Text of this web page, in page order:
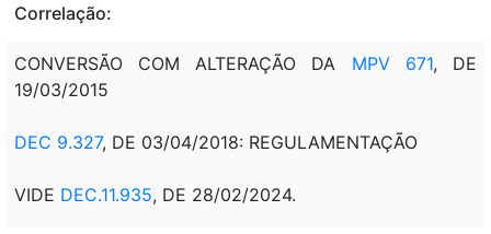
Correlação:
CONVERSÃO COM ALTERAÇÃO DA MPV 671, DE
19/03/2015
DEC 9.327, DE 03/04/2018: REGULAMENTAÇÃO
VIDE DEC.11.935, DE 28/02/2024.